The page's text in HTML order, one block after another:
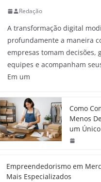
Redação
A transformação digital
profundamente a maneira
empresas tomam decisões,
equipes e acompanham
Em um
Como
Menos
um
Empreendedorismo em
Mais Especializados